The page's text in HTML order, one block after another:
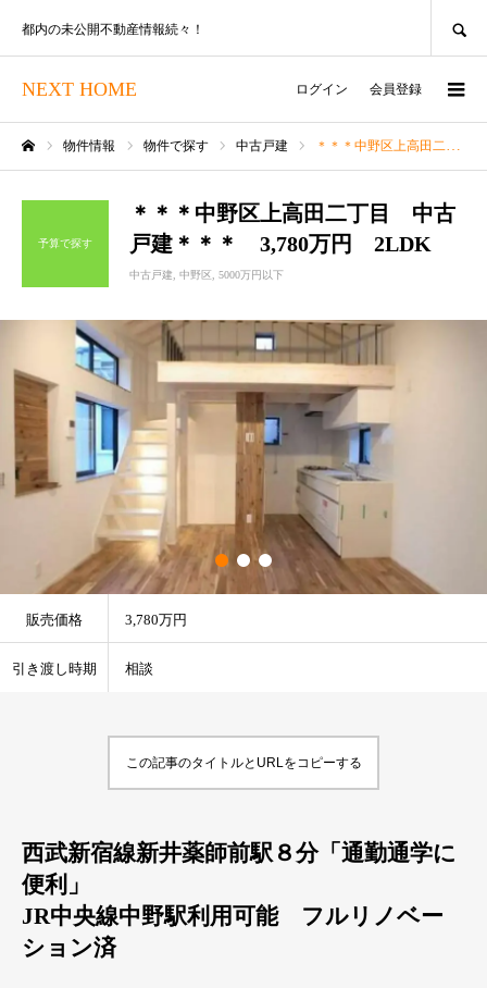
NEXT HOME
都内の未公開不動産情報続々！
ログイン 会員登録
物件情報 物件で探す 中古戸建 ＊＊＊中野区上高田二丁目 中古戸建＊＊＊ 3,780万円 2LDK
予算で探す
＊＊＊中野区上高田二丁目 中古
戸建＊＊＊ 3,780万円 2LDK
中古戸建 中野区 5000万円以下
販売価格 3,780万円
引き渡し時期 相談
この記事のタイトルとURLをコピーする
西武新宿線新井薬師前駅８分「通勤通学に
便利」
JR中央線中野駅利用可能 フルリノベー
ション済